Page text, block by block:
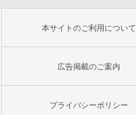
本サイトのご利用について
広告掲載のご案内
プライバシーポリシー